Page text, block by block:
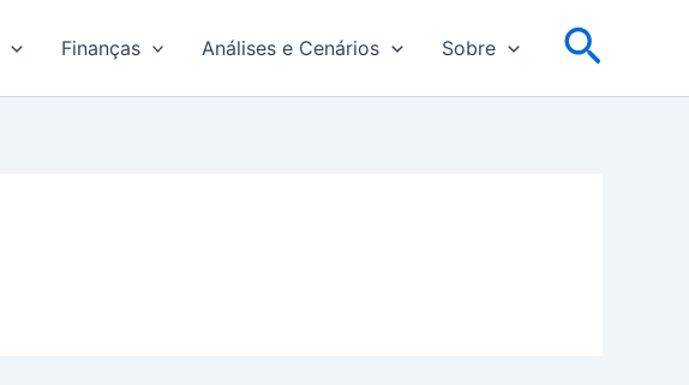
Finanças Análises e Cenários Sobre